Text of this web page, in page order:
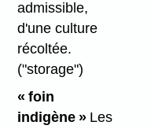
admissible,
d'une culture
récoltée.
("storage")
« foin
indigène »Les